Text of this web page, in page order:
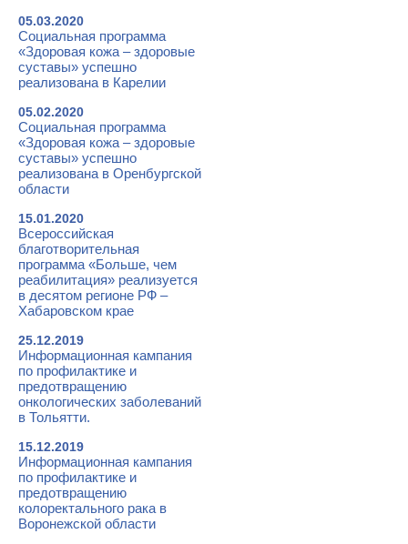
05.03.2020
Социальная программа
«Здоровая кожа – здоровые
суставы» успешно
реализована в Карелии
05.02.2020
Социальная программа
«Здоровая кожа – здоровые
суставы» успешно
реализована в Оренбургской
области
15.01.2020
Всероссийская
благотворительная
программа «Больше, чем
реабилитация» реализуется
в десятом регионе РФ –
Хабаровском крае
25.12.2019
Информационная кампания
по профилактике и
предотвращению
онкологических заболеваний
в Тольятти.
15.12.2019
Информационная кампания
по профилактике и
предотвращению
колоректального рака в
Воронежской области